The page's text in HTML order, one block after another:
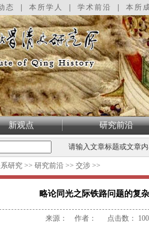
态 本所学人 学术前沿 本所
新观点 研究前沿
请输入文章标题或文章
研究 >> 研究前沿 >> 交涉 >>
略论同光之际铁路问题的复
来源： 作者： 点击数：